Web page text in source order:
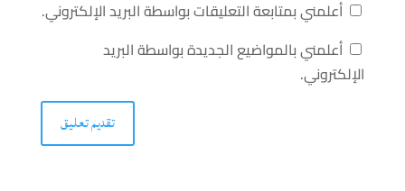
أعلمني بمتابعة التعليقات بواسطة البريد الإلكتروني.
أعلمني بالمواضيع الجديدة بواسطة البريد
الإلكتروني.